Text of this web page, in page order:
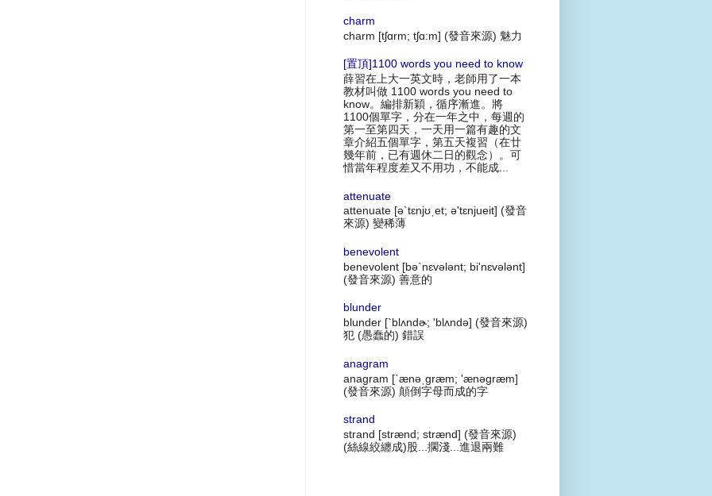
charm
charm [tʃɑrm; tʃɑ:m] (發音來源) 魅力
[置頂]1100 words you need to know
薛習在上大一英文時，老師用了一本
教材叫做 1100 words you need to
know。編排新穎，循序漸進。將
1100個單字，分在一年之中，每週的
第一至第四天，一天用一篇有趣的文
章介紹五個單字，第五天複習（在廿
幾年前，已有週休二日的觀念）。可
惜當年程度差又不用功，不能成...
attenuate
attenuate [ə`tɛnjʊˌet; ə'tɛnjueit] (發音
來源) 變稀薄
benevolent
benevolent [bə`nɛvələnt; bi'nɛvələnt]
(發音來源) 善意的
blunder
blunder [`blʌndɚ; 'blʌndə] (發音來源)
犯 (愚蠢的) 錯誤
anagram
anagram [`ænəˌgræm; 'ænəgræm]
(發音來源) 顛倒字母而成的字
strand
strand [strænd; strænd] (發音來源)
(絲線絞纏成)股...擱淺...進退兩難